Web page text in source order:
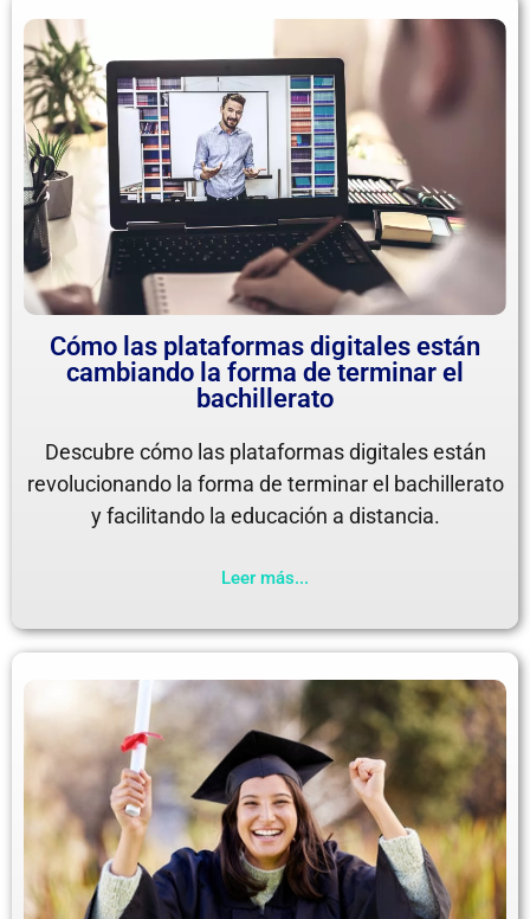
Cómo las plataformas digitales están
cambiando la forma de terminar el
bachillerato
Descubre cómo las plataformas digitales están
revolucionando la forma de terminar el bachillerato
y facilitando la educación a distancia.
Leer más...